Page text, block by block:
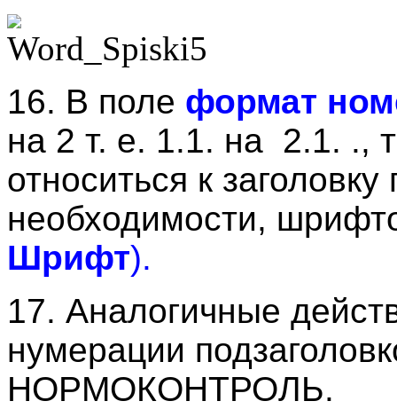
16. В поле формат
на 2 т. е. 1.1. на 2.1. .,
относиться к
необходимости,
Шрифт).
17. Аналогичные
нумерации
НОРМОКОНТРОЛЬ.